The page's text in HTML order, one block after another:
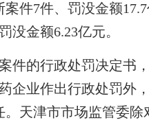
件7件、罚没金额
没金额6.23亿元。
的行政处罚决定书
企业作出行政处罚外
天津市市场监管委